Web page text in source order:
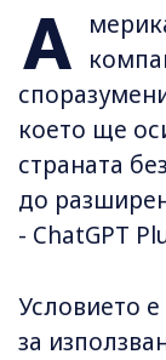
А
което ще
страната
до
- ChatGPT
Условието
за